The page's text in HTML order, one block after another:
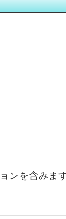
ンを含みま